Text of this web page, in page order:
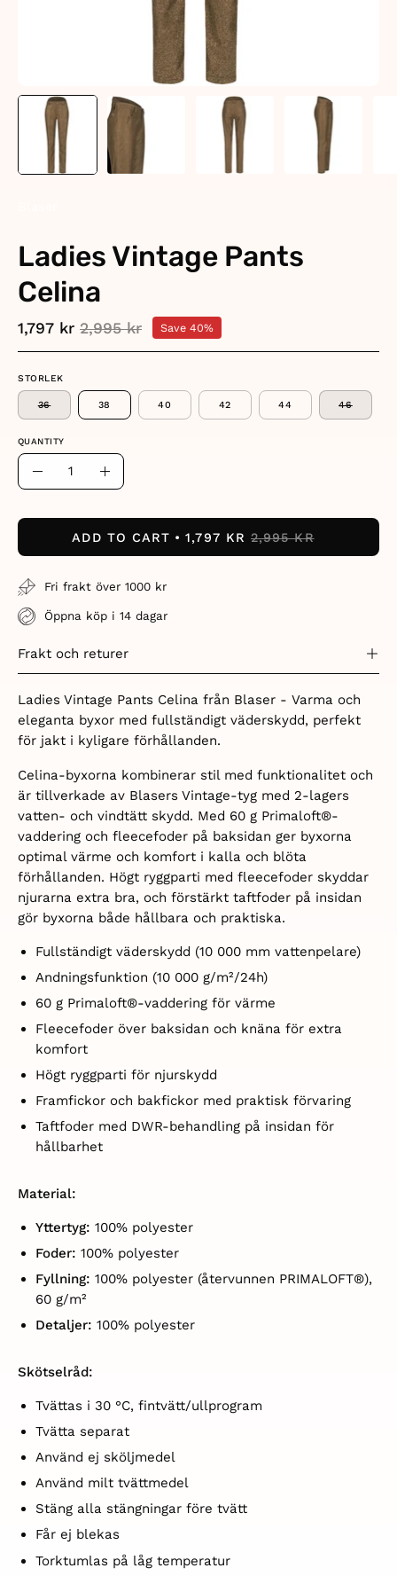
Ladies Vintage Pants
Celina
1,797 kr 2,995 kr Save 40%
STORLEK
36 38 40 42 44 46
QUANTITY
Quantity
Decrease Increase
ADD TO CART 1,797 KR 2,995 KR
Fri frakt över 1000 kr
Öppna köp i 14 dagar
Frakt och returer
Ladies Vintage Pants Celina från Blaser - Varma och
eleganta byxor med fullständigt väderskydd, perfekt
för jakt i kyligare förhållanden.
Celina-byxorna kombinerar stil med funktionalitet och
är tillverkade av Blasers Vintage-tyg med 2-lagers
vatten- och vindtätt skydd. Med 60 g Primaloft®-
vaddering och fleecefoder på baksidan ger byxorna
optimal värme och komfort i kalla och blöta
förhållanden. Högt ryggparti med fleecefoder skyddar
njurarna extra bra, och förstärkt taftfoder på insidan
gör byxorna både hållbara och praktiska.
Fullständigt väderskydd (10 000 mm vattenpelare)
Andningsfunktion (10 000 g/m²/24h)
60 g Primaloft®-vaddering för värme
Fleecefoder över baksidan och knäna för extra
komfort
Högt ryggparti för njurskydd
Framfickor och bakfickor med praktisk förvaring
Taftfoder med DWR-behandling på insidan för
hållbarhet
Material:
Yttertyg: 100% polyester
Foder: 100% polyester
Fyllning: 100% polyester (återvunnen PRIMALOFT®),
60 g/m²
Detaljer: 100% polyester
Skötselråd:
Tvättas i 30 °C, fintvätt/ullprogram
Tvätta separat
Använd ej sköljmedel
Använd milt tvättmedel
Stäng alla stängningar före tvätt
Får ej blekas
Torktumlas på låg temperatur